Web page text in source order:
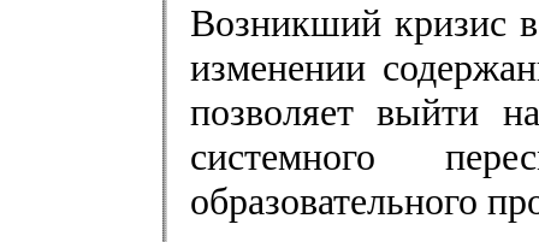
Возникший кризис
изменении
позволяет выйти
системного
образовательного